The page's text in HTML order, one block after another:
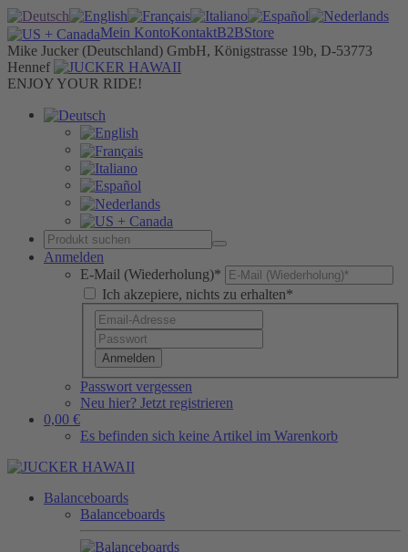
Mein KontoKontaktB2BStore
Mike Jucker (Deutschland) GmbH, Königstrasse 19b, D-53773
Hennef
ENJOY YOUR RIDE!
Anmelden
E-Mail (Wiederholung)*
Ich akzepiere, nichts zu erhalten*
Anmelden
Passwort vergessen
Neu hier? Jetzt registrieren
0,00 €
Es befinden sich keine Artikel im Warenkorb
Balanceboards
Balanceboards